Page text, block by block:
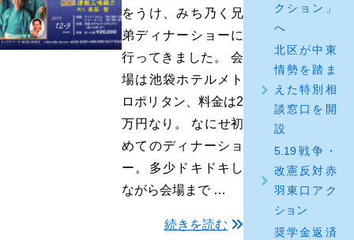
をうけ、みち乃く兄
弟ディナーショーに
行ってきました。 会
場は池袋ホテルメト
ロポリタン、料金は2
万円なり。 なにせ初
めてのディナーショ
ー。多少ドキドキし
ながら会場まで …
続きを読む
クション」
へ
北区が中東
情勢を踏ま
えた特別相
談窓口を開
設
5.19戦争・
改憲反対赤
羽東口アク
ション
奨学金返済